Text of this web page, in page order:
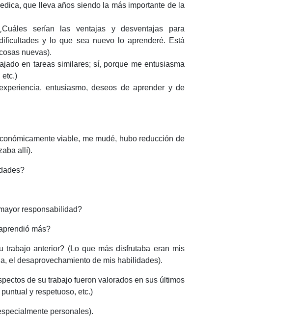
que lleva años siendo la más importante de la
serían las ventajas y desventajas para
y lo que sea nuevo lo aprenderé. Está
nuevas).
en tareas similares; sí, porque me entusiasma
etc.)
entusiasmo, deseos de aprender y de
viable, me mudé, hubo reducción de
allí).
responsabilidad?
más?
anterior? (Lo que más disfrutaba eran mis
el desaprovechamiento de mis habilidades).
de su trabajo fueron valorados en sus últimos
y respetuoso, etc.)
personales).